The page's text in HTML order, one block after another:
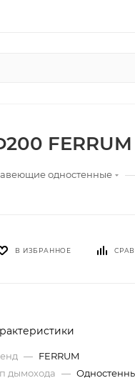
FERRUM
одностенные —
В ИЗБРАННОЕ
— FERRUM
дымохода —